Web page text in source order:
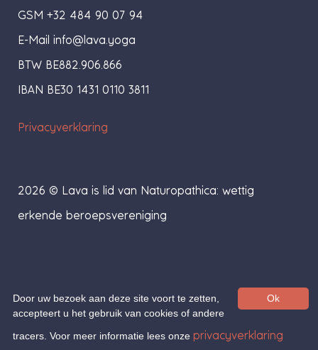
GSM +32 484 90 07 94
E-Mail info@lava.yoga
BTW BE882.906.866
IBAN BE30 1431 0110 3811
Privacyverklaring
2026 © Lava is lid van Naturopathica: wettig
erkende beroepsvereniging
Ok
Door uw bezoek aan deze site voort te zetten,
accepteert u het gebruik van cookies of andere
tracers. Voor meer informatie lees onze privacyverklaring